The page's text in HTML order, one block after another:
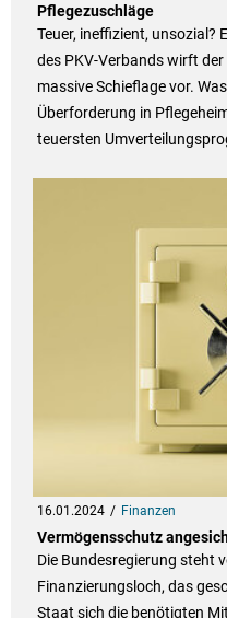
Pflegezuschläge
Teuer, ineffizient, unsozial?
des PKV-Verbands wirft
massive Schieflage vor.
Überforderung in
teuersten
16.01.2024 Finanzen
Vermögensschutz
Die Bundesregierung steht
Finanzierungsloch, das
Staat sich die benötigten